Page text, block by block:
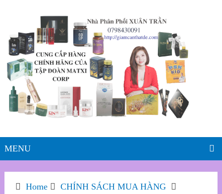
MENU
Home
CHÍNH SÁCH MUA HÀNG